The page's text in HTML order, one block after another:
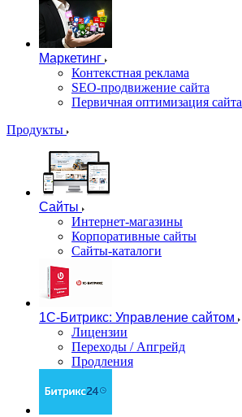
Маркетинг
Контекстная реклама
SEO-продвижение сайта
Первичная оптимизация сайта
Продукты
Сайты
Интернет-магазины
Корпоративные сайты
Сайты-каталоги
1С-Битрикс: Управление сайтом
Лицензии
Переходы / Апгрейд
Продления